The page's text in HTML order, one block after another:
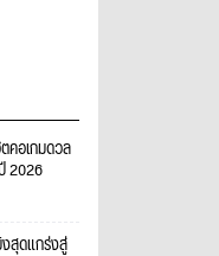
คอเกมดวล
2026
สุดแกร่งสู่